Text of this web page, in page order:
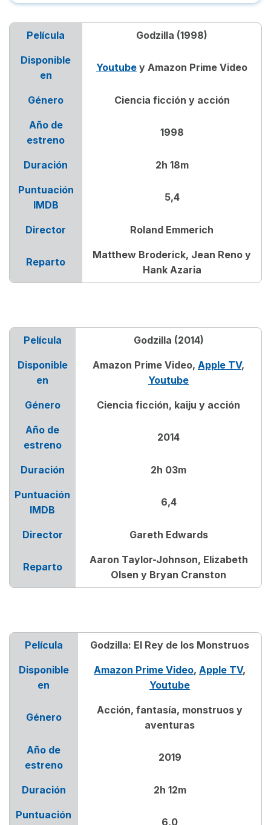
Monstruos y vs. Kong?
Godzilla: Rey de los Monstruos y Godzilla vs.
Kong
Película Godzilla (1998)
Disponible
en
Youtube y Amazon Prime Video
Género Ciencia ficción y acción
Año de
estreno
1998
Duración 2h 18m
Puntuación
IMDB
5,4
Director Roland Emmerich
Reparto
Matthew Broderick, Jean Reno y
Hank Azaria
Película Godzilla (2014)
Disponible
en
Amazon Prime Video, Apple TV,
Youtube
Género Ciencia ficción, kaiju y acción
Año de
estreno
2014
Duración 2h 03m
Puntuación
IMDB
6,4
Director Gareth Edwards
Reparto
Aaron Taylor-Johnson, Elizabeth
Olsen y Bryan Cranston
Película Godzilla: El Rey de los Monstruos
Disponible
en
Amazon Prime Video, Apple TV,
Youtube
Género
Acción, fantasía, monstruos y
aventuras
Año de
estreno
2019
Duración 2h 12m
Puntuación
6,0